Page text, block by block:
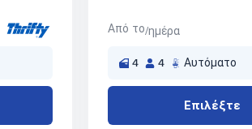
Από το/ημέρα
4 4 Αυτόματο
Επιλέξτε